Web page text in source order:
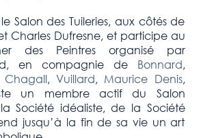
Salon des Tuileries, aux côtés de
Charles Dufresne, et participe au
des Peintres organisé par
en compagnie de Bonnard,
Chagall,Vuillard, Maurice Denis,
un membre actif du Salon
Société idéaliste, de la Société
jusqu’à la fin de sa vie un art